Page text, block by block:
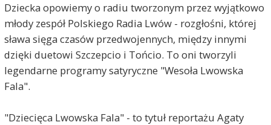
Dziecka opowiemy o radiu tworzonym przez wyjątkowo
młody zespół Polskiego Radia Lwów - rozgłośni, której
sława sięga czasów przedwojennych, między innymi
dzięki duetowi Szczepcio i Tońcio. To oni tworzyli
legendarne programy satyryczne "Wesoła Lwowska
Fala".
"Dziecięca Lwowska Fala" - to tytuł reportażu Agaty